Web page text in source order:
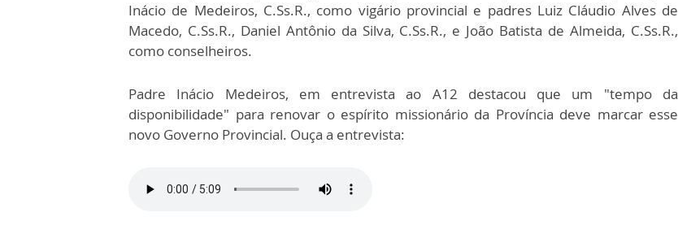
Inácio de Medeiros, C.Ss.R., como vigário provincial e padres Luiz Cláudio Alves de
Macedo, C.Ss.R., Daniel Antônio da Silva, C.Ss.R., e João Batista de Almeida, C.Ss.R.,
como conselheiros.
Padre Inácio Medeiros, em entrevista ao A12 destacou que um "tempo da
disponibilidade" para renovar o espírito missionário da Província deve marcar esse
novo Governo Provincial. Ouça a entrevista: